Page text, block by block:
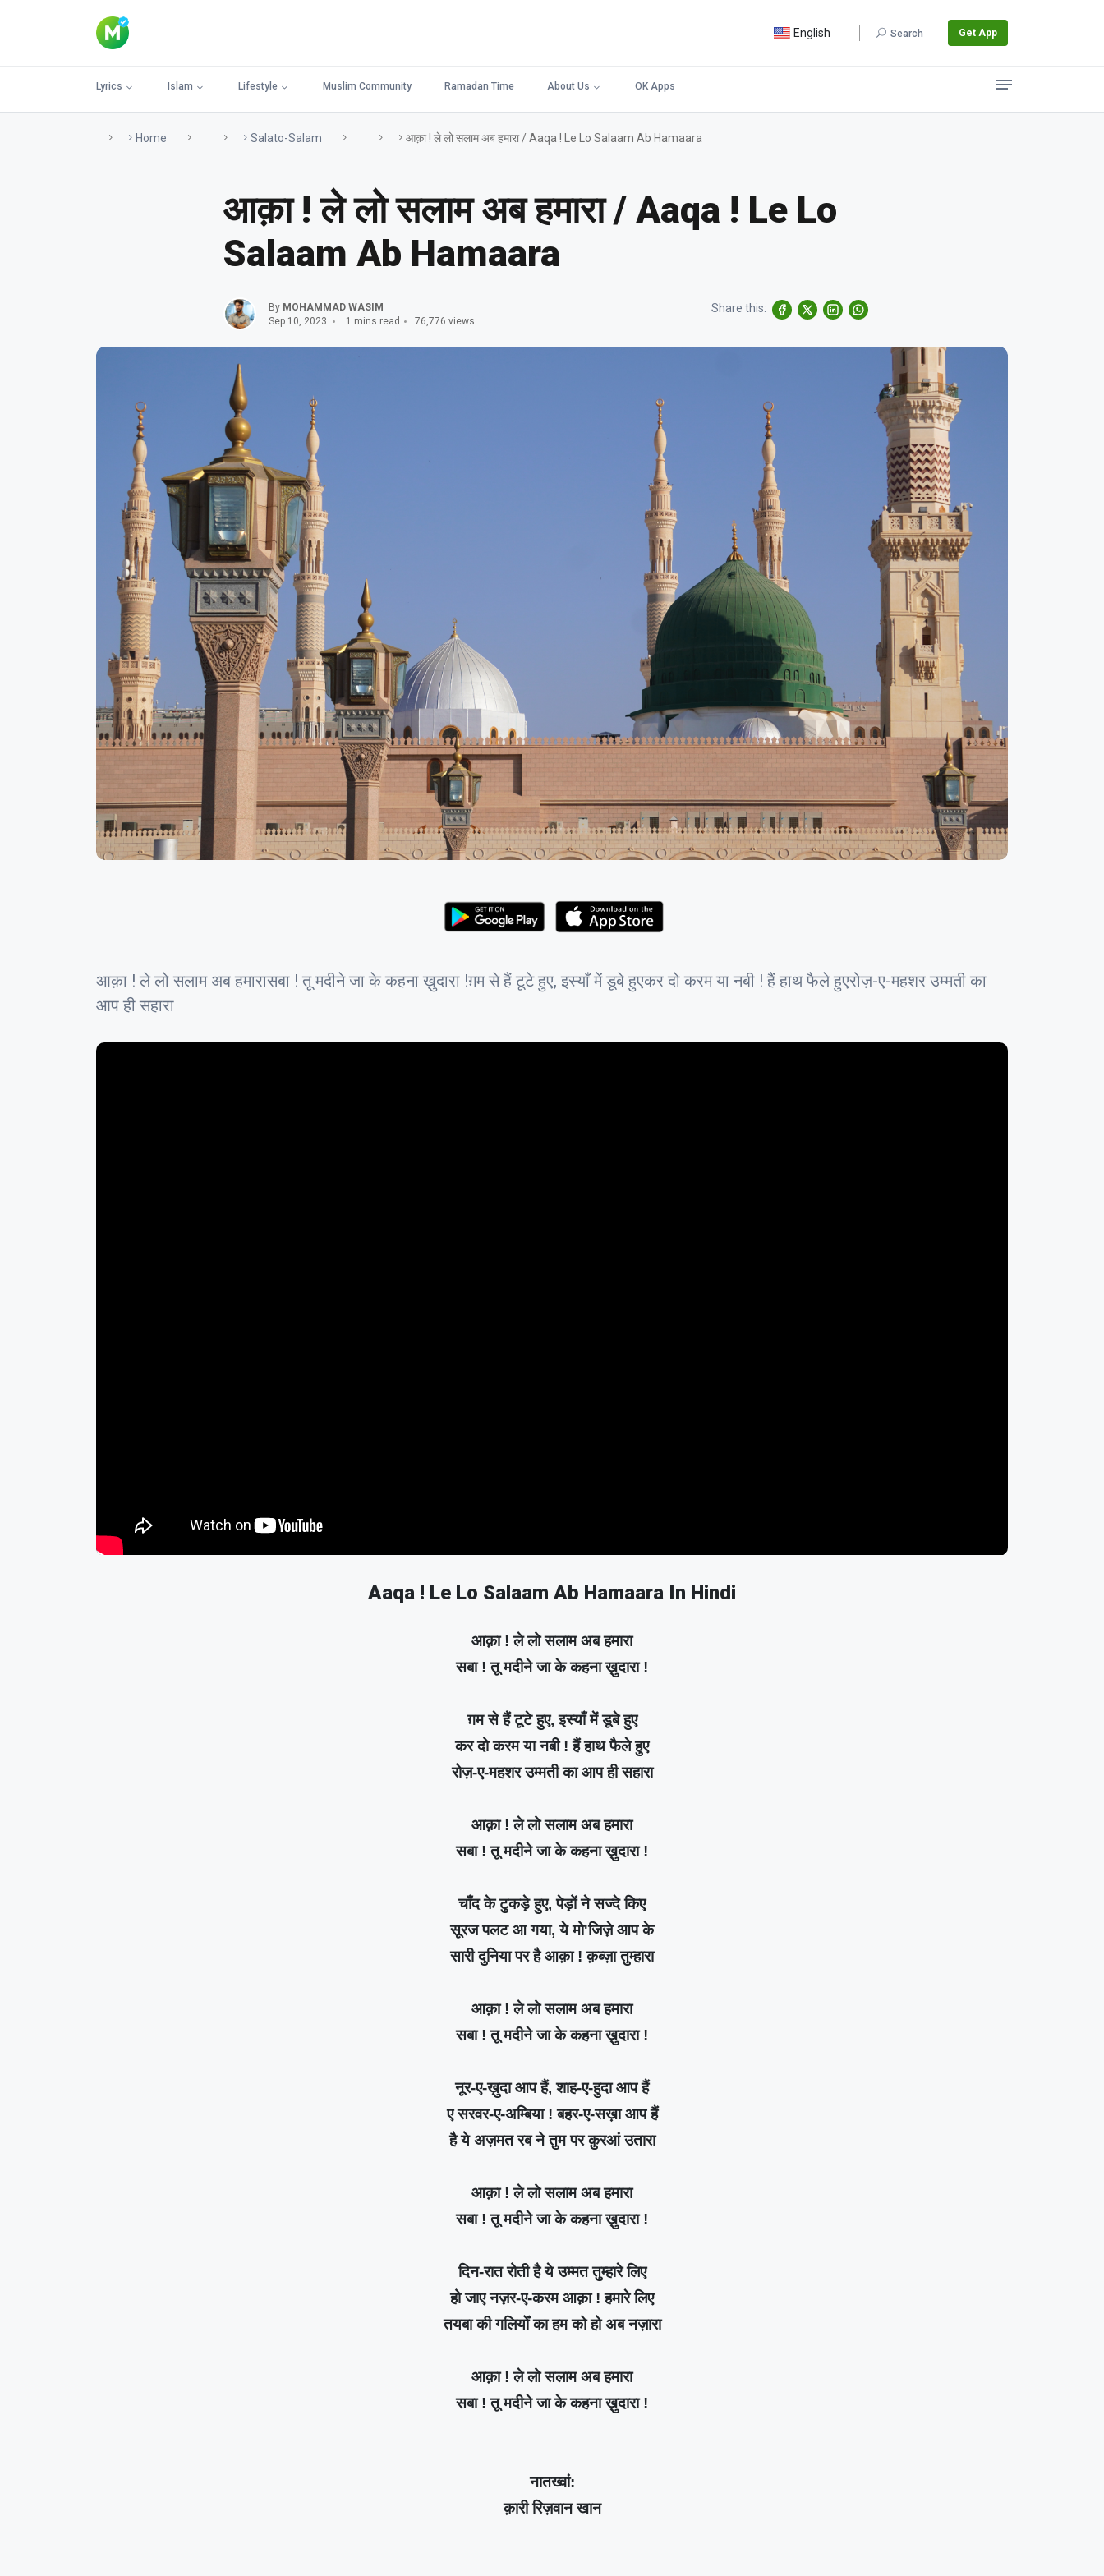
English Search Get App
Lyrics Islam Lifestyle Muslim Community Ramadan Time About Us OK Apps
Home Salato-Salam आक़ा ! ले लो सलाम अब हमारा / Aaqa ! Le Lo Salaam Ab Hamaara
आक़ा ! ले लो सलाम अब हमारा / Aaqa ! Le Lo
Salaam Ab Hamaara
By MOHAMMAD WASIM
Sep 10, 2023
1 mins read 76,776 views
Share this:
आक़ा ! ले लो सलाम अब हमारासबा ! तू मदीने जा के कहना ख़ुदारा !ग़म से हैं टूटे हुए, इस्याँ में डूबे हुएकर दो करम या नबी ! हैं हाथ फैले हुएरोज़-ए-महशर उम्मती का
आप ही सहारा
Aaqa ! Le Lo Salaam Ab Hamaara In Hindi
आक़ा ! ले लो सलाम अब हमारा
सबा ! तू मदीने जा के कहना ख़ुदारा !
ग़म से हैं टूटे हुए, इस्याँ में डूबे हुए
कर दो करम या नबी ! हैं हाथ फैले हुए
रोज़-ए-महशर उम्मती का आप ही सहारा
आक़ा ! ले लो सलाम अब हमारा
सबा ! तू मदीने जा के कहना ख़ुदारा !
चाँद के टुकड़े हुए, पेड़ों ने सज्दे किए
सूरज पलट आ गया, ये मो'जिज़े आप के
सारी दुनिया पर है आक़ा ! क़ब्ज़ा तुम्हारा
आक़ा ! ले लो सलाम अब हमारा
सबा ! तू मदीने जा के कहना ख़ुदारा !
नूर-ए-ख़ुदा आप हैं, शाह-ए-हुदा आप हैं
ए सरवर-ए-अम्बिया ! बहर-ए-सख़ा आप हैं
है ये अज़मत रब ने तुम पर क़ुरआं उतारा
आक़ा ! ले लो सलाम अब हमारा
सबा ! तू मदीने जा के कहना ख़ुदारा !
दिन-रात रोती है ये उम्मत तुम्हारे लिए
हो जाए नज़र-ए-करम आक़ा ! हमारे लिए
तयबा की गलियोँ का हम को हो अब नज़ारा
आक़ा ! ले लो सलाम अब हमारा
सबा ! तू मदीने जा के कहना ख़ुदारा !
नातख्वां:
क़ारी रिज़वान खान